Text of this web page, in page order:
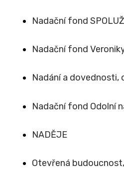
Nadační fond
Nadační fond
Nadání a dovednosti,
Nadační fond Odolní
NADĚJE
Otevřená